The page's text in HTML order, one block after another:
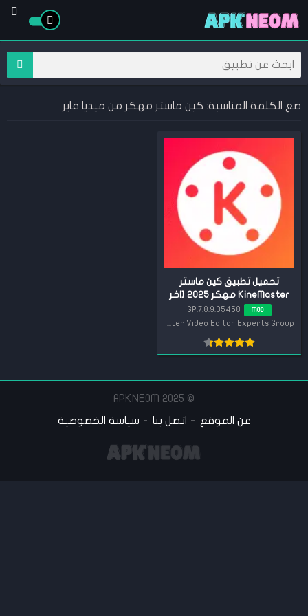
ضع الكلمة المناسبة: كين ماستر مهكر من ميديا فاير
تحميل تطبيق كين ماستر
KineMaster مهكر 2025 {اخر
اصدار}
MOD
7.8.9.35458.GP
© 2025 APKNEOM
عن الموقع
اتصل بنا سياسة الخصوصية